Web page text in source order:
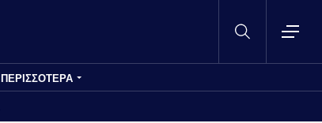
ΠΕΡΙΣΣΟΤΕΡΑ